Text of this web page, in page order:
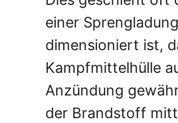
einer
dimensioniert ist,
Kampfmittelhülle
Anzündung
der Brandstoff